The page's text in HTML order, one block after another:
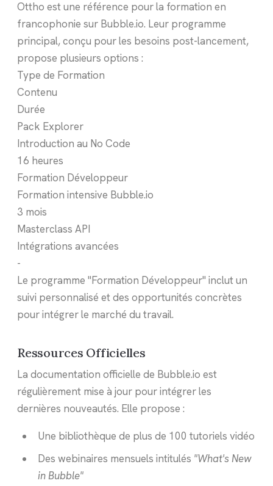
Ottho est une référence pour la formation en
francophonie sur Bubble.io. Leur programme
principal, conçu pour les besoins post-lancement,
propose plusieurs options :
Type de Formation
Contenu
Durée
Pack Explorer
Introduction au No Code
16 heures
Formation Développeur
Formation intensive Bubble.io
3 mois
Masterclass API
Intégrations avancées
-
Le programme "Formation Développeur" inclut un
suivi personnalisé et des opportunités concrètes
pour intégrer le marché du travail.
Ressources Officielles
La documentation officielle de Bubble.io est
régulièrement mise à jour pour intégrer les
dernières nouveautés. Elle propose :
Une bibliothèque de plus de 100 tutoriels vidéo
Des webinaires mensuels intitulés "What's New
in Bubble"